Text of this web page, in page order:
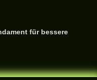
für bessere